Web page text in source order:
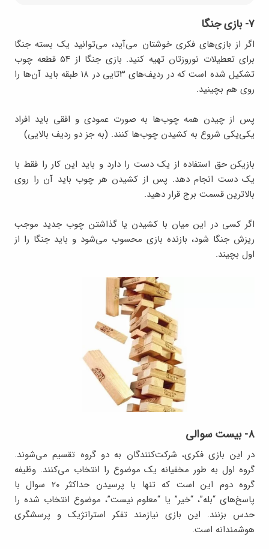
۷- بازی جنگا
اگر از بازی‌های فکری خوشتان می‌آید، می‌توانید یک بسته جنگا
برای تعطیلات نوروزتان تهیه کنید. بازی جنگا از ۵۴ قطعه چوب
تشکیل شده است که در ردیف‌های ۳تایی در ۱۸ طبقه باید آن‌ها را
روی هم بچینید.
پس از چیدن همه چوب‌ها به صورت عمودی و افقی باید افراد
یکی‌یکی شروع به کشیدن چوب‌ها کنند. (به جز دو ردیف بالایی)
بازیکن حق استفاده از یک دست را دارد و باید این کار را فقط با
یک دست انجام دهد. پس از کشیدن هر چوب باید آن را روی
بالاترین قسمت برج قرار دهید.
اگر کسی در این میان با کشیدن یا گذاشتن چوب جدید موجب
ریزش جنگا شود، بازنده بازی محسوب می‌شود و باید جنگا را از
اول بچیند.
۸- بیست سوالی
در این بازی فکری، شرکت‌کنندگان به دو گروه تقسیم می‌شوند.
گروه اول به طور مخفیانه یک موضوع را انتخاب می‌کنند. وظیفه
گروه دوم این است که تنها با پرسیدن حداکثر ۲۰ سوال با
پاسخ‌های “بله”، “خیر” یا “معلوم نیست”، موضوع انتخاب شده را
حدس بزنند. این بازی نیازمند تفکر استراتژیک و پرسشگری
هوشمندانه است.